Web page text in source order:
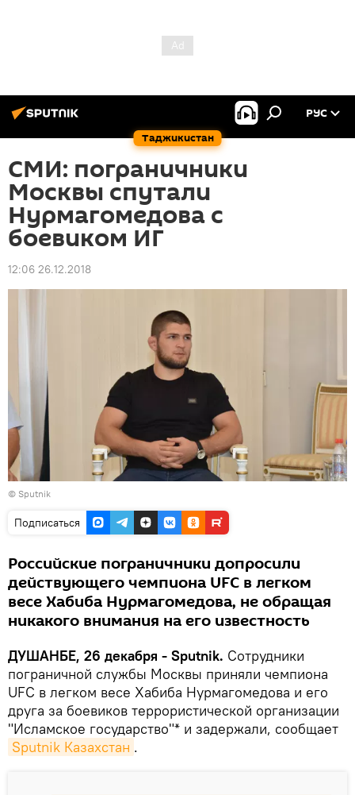
Таджикистан
РУС
СМИ: пограничники
Москвы спутали
Нурмагомедова с
боевиком ИГ
12:06 26.12.2018
© Sputnik
Подписаться
Российские пограничники допросили
действующего чемпиона UFC в легком
весе Хабиба Нурмагомедова, не обращая
никакого внимания на его известность
ДУШАНБЕ, 26 декабря - Sputnik. Сотрудники
пограничной службы Москвы приняли чемпиона
UFC в легком весе Хабиба Нурмагомедова и его
друга за боевиков террористической организации
"Исламское государство"* и задержали, сообщает
Sputnik Казахстан .